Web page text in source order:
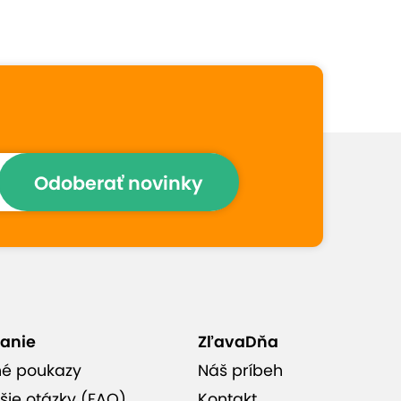
ponuku
Odoberať novinky
poukazy
ZľavaDňa
Náš príbeh